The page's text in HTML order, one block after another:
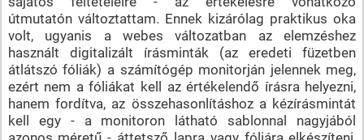
útmutatón változtattam. Ennek kizárólag praktikus oka
volt, ugyanis a webes változatban az elemzéshez
használt digitalizált írásminták (az eredeti füzetben
átlátszó fóliák) a számítógép monitorján jelennek meg,
ezért nem a fóliákat kell az értékelendő írásra helyezni,
hanem fordítva, az összehasonlításhoz a kézírásmintát
kell egy - a monitoron látható sablonnal nagyjából